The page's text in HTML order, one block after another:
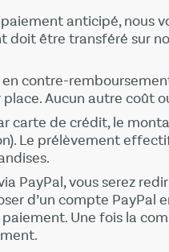
paiement anticipé, nous
doit être transféré sur
contre-
Aucun autre coût
carte de crédit, le
Le prélèvement
PayPal, vous serez
d’un compte
Une fois la